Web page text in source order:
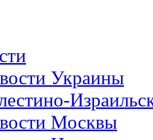
Украины
Москвы